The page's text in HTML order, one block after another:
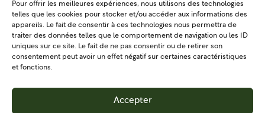
Pour offrir les meilleures expériences, nous utilisons des technologies
telles que les cookies pour stocker et/ou accéder aux informations des
appareils. Le fait de consentir à ces technologies nous permettra de
traiter des données telles que le comportement de navigation ou les ID
uniques sur ce site. Le fait de ne pas consentir ou de retirer son
consentement peut avoir un effet négatif sur certaines caractéristiques
et fonctions.
Accepter
La boîte à outils
Présentation
Tous les outils
Proposer un outil
CONTACT